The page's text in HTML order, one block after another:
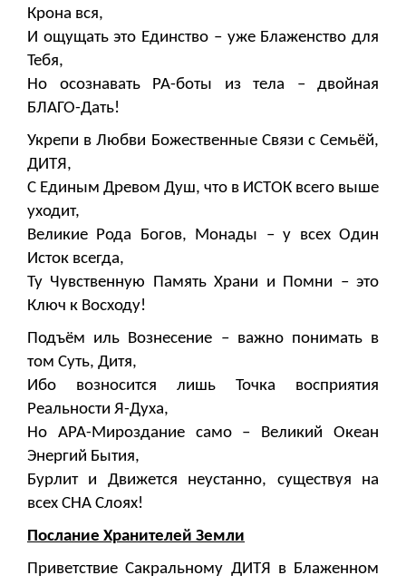
Крона вся,
И ощущать это Единство – уже Блаженство для
Тебя,
Но осознавать РА-боты из тела – двойная
БЛАГО-Дать!
Укрепи в Любви Божественные Связи с Семьёй,
ДИТЯ,
С Единым Древом Душ, что в ИСТОК всего выше
уходит,
Великие Рода Богов, Монады – у всех Один
Исток всегда,
Ту Чувственную Память Храни и Помни – это
Ключ к Восходу!
Подъём иль Вознесение – важно понимать в
том Суть, Дитя,
Ибо возносится лишь Точка восприятия
Реальности Я-Духа,
Но АРА-Мироздание само – Великий Океан
Энергий Бытия,
Бурлит и Движется неустанно, существуя на
всех СНА Слоях!
Послание Хранителей Земли
Приветствие Сакральному ДИТЯ в Блаженном